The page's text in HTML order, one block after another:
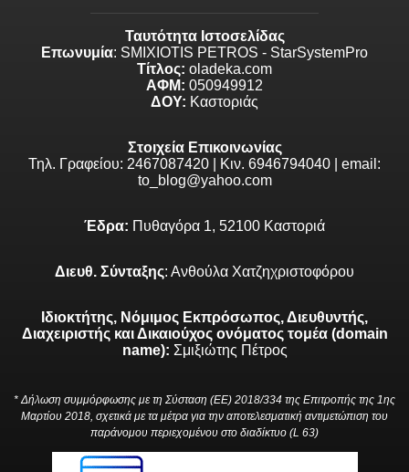
Ταυτότητα Ιστοσελίδας
Επωνυμία: SMIXIOTIS PETROS - StarSystemPro
Τίτλος: oladeka.com
ΑΦΜ: 050949912
ΔΟΥ: Καστοριάς
Στοιχεία Επικοινωνίας
Τηλ. Γραφείου: 2467087420 | Κιν. 6946794040 | email:
to_blog@yahoo.com
Έδρα: Πυθαγόρα 1, 52100 Καστοριά
Διευθ. Σύνταξης: Ανθούλα Χατζηχριστοφόρου
Ιδιοκτήτης, Νόμιμος Εκπρόσωπος, Διευθυντής,
Διαχειριστής και Δικαιούχος ονόματος τομέα (domain
name): Σμιξιώτης Πέτρος
* Δήλωση συμμόρφωσης με τη Σύσταση (ΕΕ) 2018/334 της Επιτροπής της 1ης
Μαρτίου 2018, σχετικά με τα μέτρα για την αποτελεσματική αντιμετώπιση του
παράνομου περιεχομένου στο διαδίκτυο (L 63)